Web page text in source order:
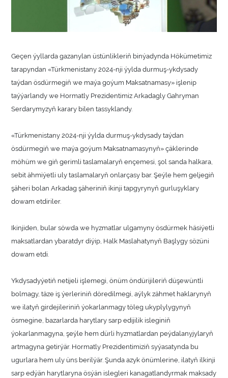
Geçen ýyllarda gazanylan üstünlikleriň binýadynda Hökümetimiz
tarapyndan «Türkmenistany 2024-nji ýylda durmuş-ykdysady
taýdan ösdürmegiň we maýa goýum Maksatnamasy» işlenip
taýýarlandy we Hormatly Prezidentimiz Arkadagly Gahryman
Serdarymyzyň karary bilen tassyklandy.
«Türkmenistany 2024-nji ýylda durmuş-ykdysady taýdan
ösdürmegiň we maýa goýum Maksatnamasynyň» çäklerinde
möhüm we giň gerimli taslamalaryň ençemesi, şol sanda halkara,
sebit ähmiýetli uly taslamalaryň onlarçasy bar. Şeýle hem geljegiň
şäheri bolan Arkadag şäheriniň ikinji tapgyrynyň gurluşyklary
dowam etdiriler.
Ikinjiden, bular söwda we hyzmatlar ulgamyny ösdürmek häsiýetli
maksatlardan ybaratdyr diýip, Halk Maslahatynyň Başlygy sözüni
dowam etdi.
Ykdysadyýetiň netijeli işlemegi, önüm öndürijileriň düşewüntli
bolmagy, täze iş ýerleriniň döredilmegi, aýlyk zähmet haklarynyň
we ilatyň girdejileriniň ýokarlanmagy töleg ukyplylygynyň
ösmegine, bazarlarda harytlary sarp edijilik isleginiň
ýokarlanmagyna, şeýle hem dürli hyzmatlardan peýdalanyjylaryň
artmagyna getirýär. Hormatly Prezidentimiziň syýasatynda bu
ugurlara hem uly üns berilýär. Şunda azyk önümlerine, ilatyň ilkinji
sarp edýän harytlaryna ösýän islegleri kanagatlandyrmak maksady